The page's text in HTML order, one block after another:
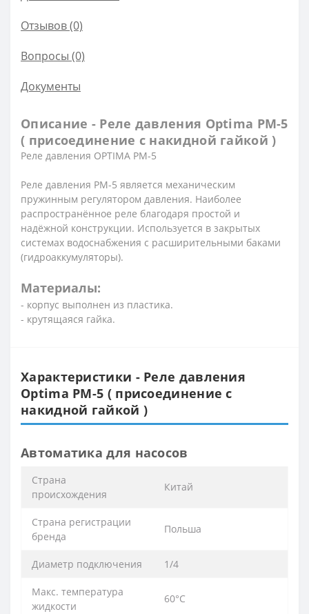
Отзывов (0)
Вопросы (0)
Документы
Описание - Реле давления Optima PM-5
( присоединение с накидной гайкой )
Реле давления OPTIMA PM-5
Реле давления РМ-5 является механическим
пружинным регулятором давления. Наиболее
распространённое реле благодаря простой и
надёжной конструкции. Используется в закрытых
системах водоснабжения с расширительными баками
(гидроаккумуляторы).
Материалы:
- корпус выполнен из пластика.
- крутящаяся гайка.
Характеристики - Реле давления
Optima PM-5 ( присоединение с
накидной гайкой )
Автоматика для насосов
Cтрана
происхождения
Китай
Cтрана регистрации
бренда
Польша
Диаметр подключения 1/4
Макс. температура
жидкости
60°С